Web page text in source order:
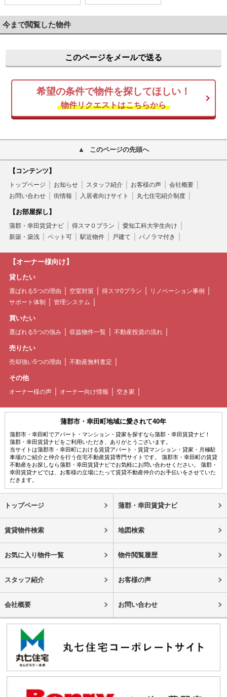
今まで閲覧した物件
このページをメールで送る
希望の条件で物件を探してほしい！
物件リクエストはこちらから
このページの先頭へ
【コンテンツ】
トップページ お知らせ スタッフ紹介 お客様の声
会社概要
お問い合わせ
街情報 入居者向けサイト 丸七住宅紹介制度
【お部屋探し】
蒲郡・幸田賃貸ナビ 得スマ０プラン
愛知工科大学生向け
新築・築浅
ペット可 駅近物件 戸建て パノラマ付き
【オーナー様向け】
貸したい
選ばれる5つの理由 空室対策 得スマ0プラン
リノベーション事例
サポート体制
管理システム
買いたい
選ばれる5つの強み 収益物件一覧 不動産投資の流れ
売りたい
売却強い5つの理由 不動産無料査定
その他
オーナー様の声 オーナー向け情報 空き家
蒲郡市・幸田町地域に愛されて40年
蒲郡市・幸田町でアパート・マンション・貸家を探すなら蒲郡・幸田賃貸ナビ！
蒲郡・幸田賃貸ナビをご利用いただき、ありがとうございます。
当サイトは蒲郡市・幸田町における賃貸アパート・賃貸マンション・貸家・月極駐
車場のご紹介と仲介を行う住宅不動産賃貸専門サイトです。 蒲郡市・幸田町の賃貸
不動産をお探しなら蒲郡・幸田賃貸ナビでお気軽にお問い合わせください。 蒲郡・
幸田賃貸ナビでは、お客様の立場にたって賃貸不動産仲介のお手伝いをさせていた
だきます。
トップページ 蒲郡・幸田賃貸ナビ
賃貸物件検索 地図検索
お気に入り物件一覧 物件閲覧履歴
スタッフ紹介 お客様の声
会社概要 お問い合わせ